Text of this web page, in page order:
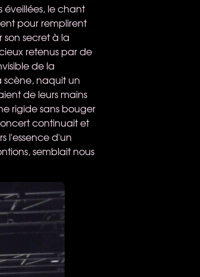
éveillées, le chant
pour remplirent
son secret à la
retenus par de
de la
scène, naquit un
de leurs mains
rigide sans bouger
continuait et
l'essence d'un
semblait nous